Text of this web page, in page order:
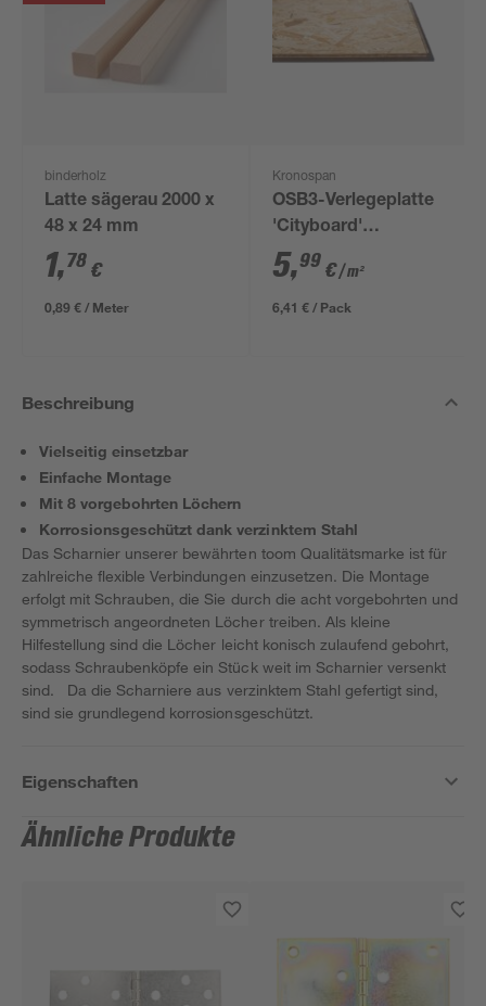
binderholz
Latte sägerau 2000 x
48 x 24 mm
1,78 €
0,89 € / Meter
Kronospan
OSB3-Verlegeplatte
'Cityboard'
ungeschliffen 1690 x
634 x 12 mm
5,99 €/ m²
6,41 € / Pack
Beschreibung
Vielseitig einsetzbar
Einfache Montage
Mit 8 vorgebohrten Löchern
Korrosionsgeschützt dank verzinktem Stahl
Das Scharnier unserer bewährten toom Qualitätsmarke ist für
zahlreiche flexible Verbindungen einzusetzen. Die Montage
erfolgt mit Schrauben, die Sie durch die acht vorgebohrten und
symmetrisch angeordneten Löcher treiben. Als kleine
Hilfestellung sind die Löcher leicht konisch zulaufend gebohrt,
sodass Schraubenköpfe ein Stück weit im Scharnier versenkt
sind. Da die Scharniere aus verzinktem Stahl gefertigt sind,
sind sie grundlegend korrosionsgeschützt.
Eigenschaften
Ähnliche Produkte